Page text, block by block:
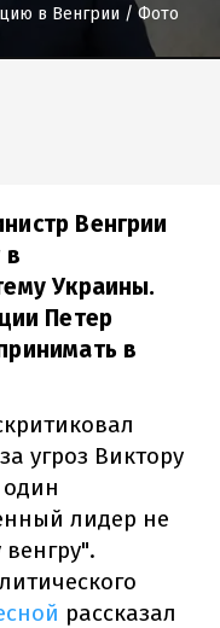
в Венгрии / Фото
Венгрии
в
Украины.
Петер
в
угроз Виктору
лидер не
рассказал